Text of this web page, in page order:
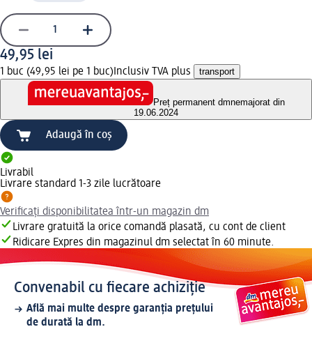
49,95 lei
1 buc (49,95 lei pe 1 buc) Inclusiv TVA plus transport
Preț permanent dmnemajorat din
19.06.2024
Adaugă în coș
Livrabil
Livrare standard 1-3 zile lucrătoare
Verificați disponibilitatea într-un magazin dm
Livrare gratuită la orice comandă plasată, cu cont de client
Ridicare Expres din magazinul dm selectat în 60 minute.
Convenabil cu fiecare achiziție
Află mai multe despre garanția prețului
de durată la dm.